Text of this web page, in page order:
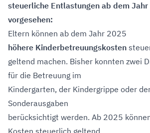
steuerliche Entlastungen ab dem
vorgesehen:
Eltern können ab dem Jahr 2025
höhere Kinderbetreuungskosten
geltend machen. Bisher konnten zwei
für die Betreuung im
Kindergarten, der Kindergrippe oder
Sonderausgaben
berücksichtigt werden. Ab 2025
Kosten steuerlich geltend